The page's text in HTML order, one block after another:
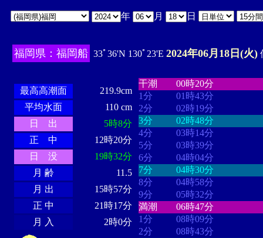
年 月 日
福岡県：福岡船 33ﾟ36'N 130ﾟ23'E 2024年06月18日(火)
最高高潮面
219.9cm
平均水面
110 cm
日 出
5時8分
正 中
12時20分
日 没
19時32分
月 齢
11.5
月 出
15時57分
正 中
21時17分
月 入
2時0分
干潮
00時20分
1分
01時43分
2分
02時19分
3分
02時48分
4分
03時14分
5分
03時39分
6分
04時04分
7分
04時30分
8分
04時58分
9分
05時32分
満潮
06時47分
1分
08時09分
2分
08時43分